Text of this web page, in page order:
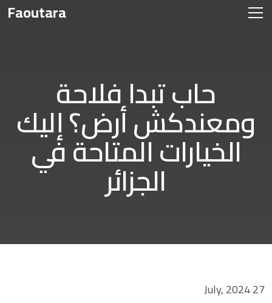
Faoutara
حاب تبدا فلاحة
ومعندكش أرض؟ إليك
الخيارات المتاحة في
الجزائر
27 July, 2024